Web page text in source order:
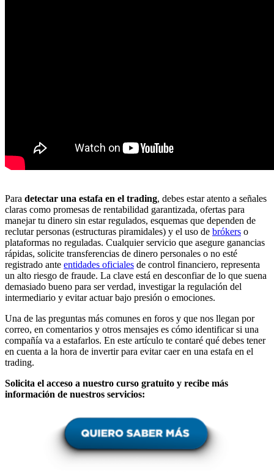
Para detectar una estafa en el trading, debes estar atento a señales
claras como promesas de rentabilidad garantizada, ofertas para
manejar tu dinero sin estar regulados, esquemas que dependen de
reclutar personas (estructuras piramidales) y el uso de brókers o
plataformas no reguladas. Cualquier servicio que asegure ganancias
rápidas, solicite transferencias de dinero personales o no esté
registrado ante entidades oficiales de control financiero, representa
un alto riesgo de fraude. La clave está en desconfiar de lo que suena
demasiado bueno para ser verdad, investigar la regulación del
intermediario y evitar actuar bajo presión o emociones.
Una de las preguntas más comunes en foros y que nos llegan por
correo, en comentarios y otros mensajes es cómo identificar si una
compañía va a estafarlos. En este artículo te contaré qué debes tener
en cuenta a la hora de invertir para evitar caer en una estafa en el
trading.
Solicita el acceso a nuestro curso gratuito y recibe más
información de nuestros servicios: